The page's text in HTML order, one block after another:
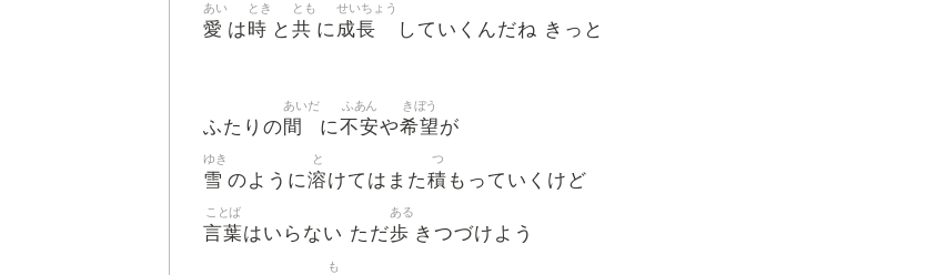
愛
あい
は時
とき
と 共
とも
に成長
せいちょう
していくんだね きっと
ふたりの間
あいだ
に不安
ふあん
や希望
きぼう
が
雪
ゆき
のように溶
と
けてはまた積
つ
もっていくけど
言葉
ことば
はいらない ただ歩
ある
きつづけよう
も